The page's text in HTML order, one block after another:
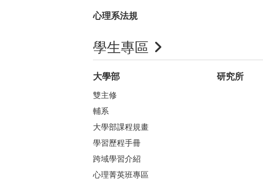
心理系法規
學生專區
大學部
雙主修
輔系
大學部課程規畫
學習歷程手冊
跨域學習介紹
心理菁英班專區
研究所